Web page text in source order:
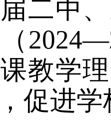
二中
教学
促进